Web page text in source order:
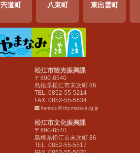
宍道町 八束町 東出雲町
松江市観光振興課
〒690-8540
島根県松江市末次町 86
TEL. 0852-55-5214
FAX. 0852-55-5634
kankou@city.matsue.lg.jp
松江市文化振興課
〒690-8540
島根県松江市末次町 86
TEL. 0852-55-5517